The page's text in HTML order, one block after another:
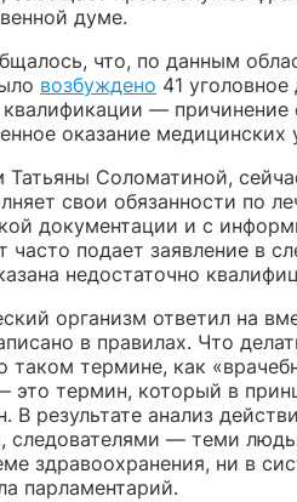
думе.
что, по данным
возбуждено 41
—
оказание медицинских
Соломатиной,
свои обязанности по
документации и с
часто подает заявление в
недостаточно
организм ответил на
в правилах. Что
таком термине, как
это термин, который в
В результате анализ
следователями — теми
здравоохранения, ни в
парламентарий.